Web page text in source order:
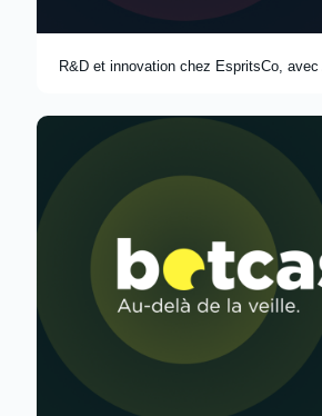
R&D et innovation chez EspritsCo, avec